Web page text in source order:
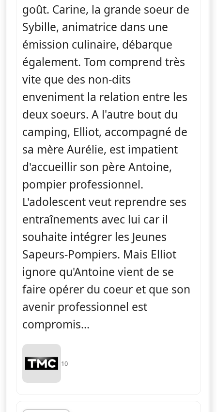
goût. Carine, la grande soeur de
Sybille, animatrice dans une
émission culinaire, débarque
également. Tom comprend très
vite que des non-dits
enveniment la relation entre les
deux soeurs. A l'autre bout du
camping, Elliot, accompagné de
sa mère Aurélie, est impatient
d'accueillir son père Antoine,
pompier professionnel.
L'adolescent veut reprendre ses
entraînements avec lui car il
souhaite intégrer les Jeunes
Sapeurs-Pompiers. Mais Elliot
ignore qu'Antoine vient de se
faire opérer du coeur et que son
avenir professionnel est
compromis...
10